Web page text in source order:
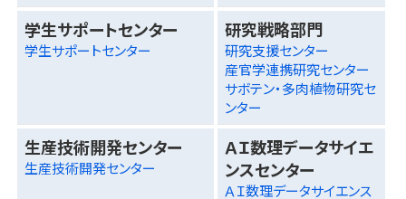
学生サポートセンター
学生サポートセンター
研究戦略部門
研究支援センター
産官学連携研究センター
サボテン・多肉植物研究セ
ンター
生産技術開発センター
生産技術開発センター
ＡＩ数理データサイエ
ンスセンター
ＡＩ数理データサイエンス